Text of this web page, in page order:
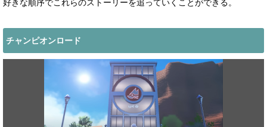
好きな順序でこれらのストーリーを追っていくことができる。
チャンピオンロード